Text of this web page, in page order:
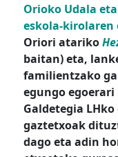
Orioko Udala
eskola-kirolaren
Oriori atariko
baitan) eta,
familientzako
egungo
Galdetegia
gaztetxoak
dago eta adin